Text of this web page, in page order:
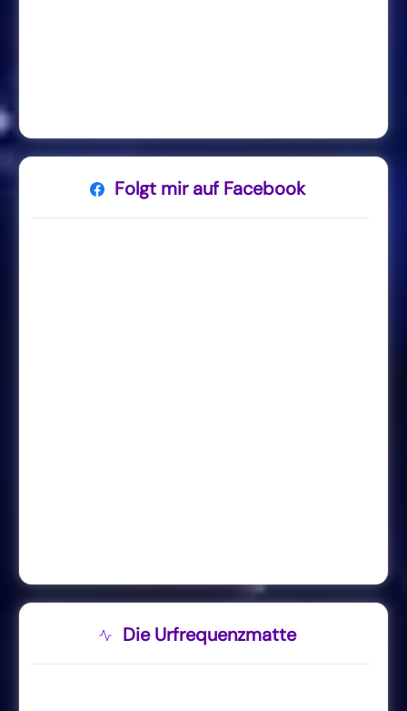
Folgt mir auf Facebook
Die Urfrequenzmatte